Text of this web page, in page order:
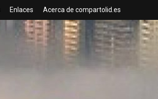
Enlaces Acerca de compartolid.es